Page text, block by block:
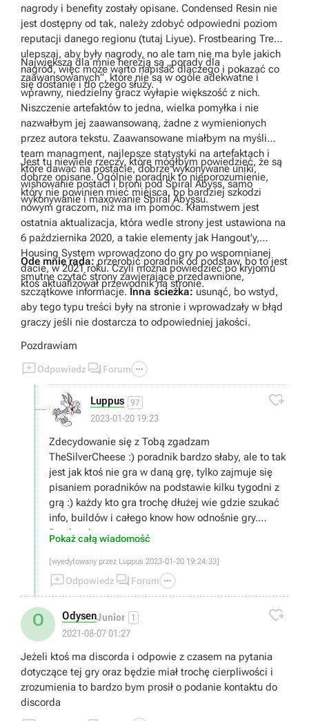
nagrody i benefity zostały opisane. Condensed Resin nie
jest dostępny od tak, należy zdobyć odpowiedni poziom
reputacji danego regionu (tutaj Liyue). Frostbearing Tree –
ulepszaj, aby były nagrody, no ale tam nie ma byle jakich
nagród, więc może warto napisać dlaczego i pokazać co
się dostanie i do czego służy.
Największą dla mnie herezją są „porady dla
zaawansowanych”, które nie są w ogóle adekwatne i
wprawny, niedzielny gracz wyłapie większość z nich.
Niszczenie artefaktów to jedna, wielka pomyłka i nie
nazwałbym jej zaawansowaną, żadne z wymienionych
przez autora tekstu. Zaawansowane miałbym na myśli
team managment, najlepsze statystyki na artefaktach i
które dawać na postacie, dobrze wykonywane uniki,
wishowanie postaci i broni pod Spiral Abyss, samo
wykonywanie i maxowanie Spiral Abyssu.
Jest tu niewiele rzeczy, które mógłbym powiedzieć, że są
dobrze opisane. Ogólnie poradnik to nieporozumienie,
który nie powinien mieć miejsca, bo bardziej szkodzi
nowym graczom, niż ma im pomóc. Kłamstwem jest
ostatnia aktualizacja, która wedle strony jest ustawiona na
6 października 2020, a takie elementy jak Hangout'y,
Housing System wprowadzono do gry po wspomnianej
dacie, w 2021 roku. Czyli można powiedzieć po kryjomu
ktoś aktualizował przewodnik na stronie.
Ode mnie rada: przerobić poradnik od podstaw, bo to jest
smutne czytać strony zawierające przedawnione,
szczątkowe informacje. Inna ścieżka: usunąć, bo wstyd,
aby tego typu treści były na stronie i wprowadzały w błąd
graczy jeśli nie dostarcza to odpowiedniej jakości.
Pozdrawiam
Odpowiedz  Forum 
Luppus 97
2023-01-20 19:23

Zdecydowanie się z Tobą zgadzam
TheSilverCheese :) poradnik bardzo słaby, ale to tak
jest jak ktoś nie gra w daną grę, tylko zajmuje się
pisaniem poradników na podstawie kilku tygodni z
grą :) każdy kto gra trochę dłużej wie gdzie szukać
info, buildów i całego know how odnośnie gry.
Pozdrawiam
Pokaż całą wiadomość
[wyedytowany przez Luppus 2023-01-20 19:24:33]
Odpowiedz  Forum 
O OdysenJunior 1
2021-08-07 01:27

Jeżeli ktoś ma discorda i odpowie z czasem na pytania
dotyczące tej gry oraz będzie miał trochę cierpliwości i
zrozumienia to bardzo bym prosił o podanie kontaktu do
discorda